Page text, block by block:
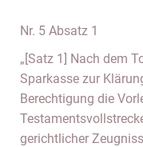
Nr. 5 Absatz 1
„[Satz 1] Nach dem
Sparkasse zur
Berechtigung die
gerichtlicher